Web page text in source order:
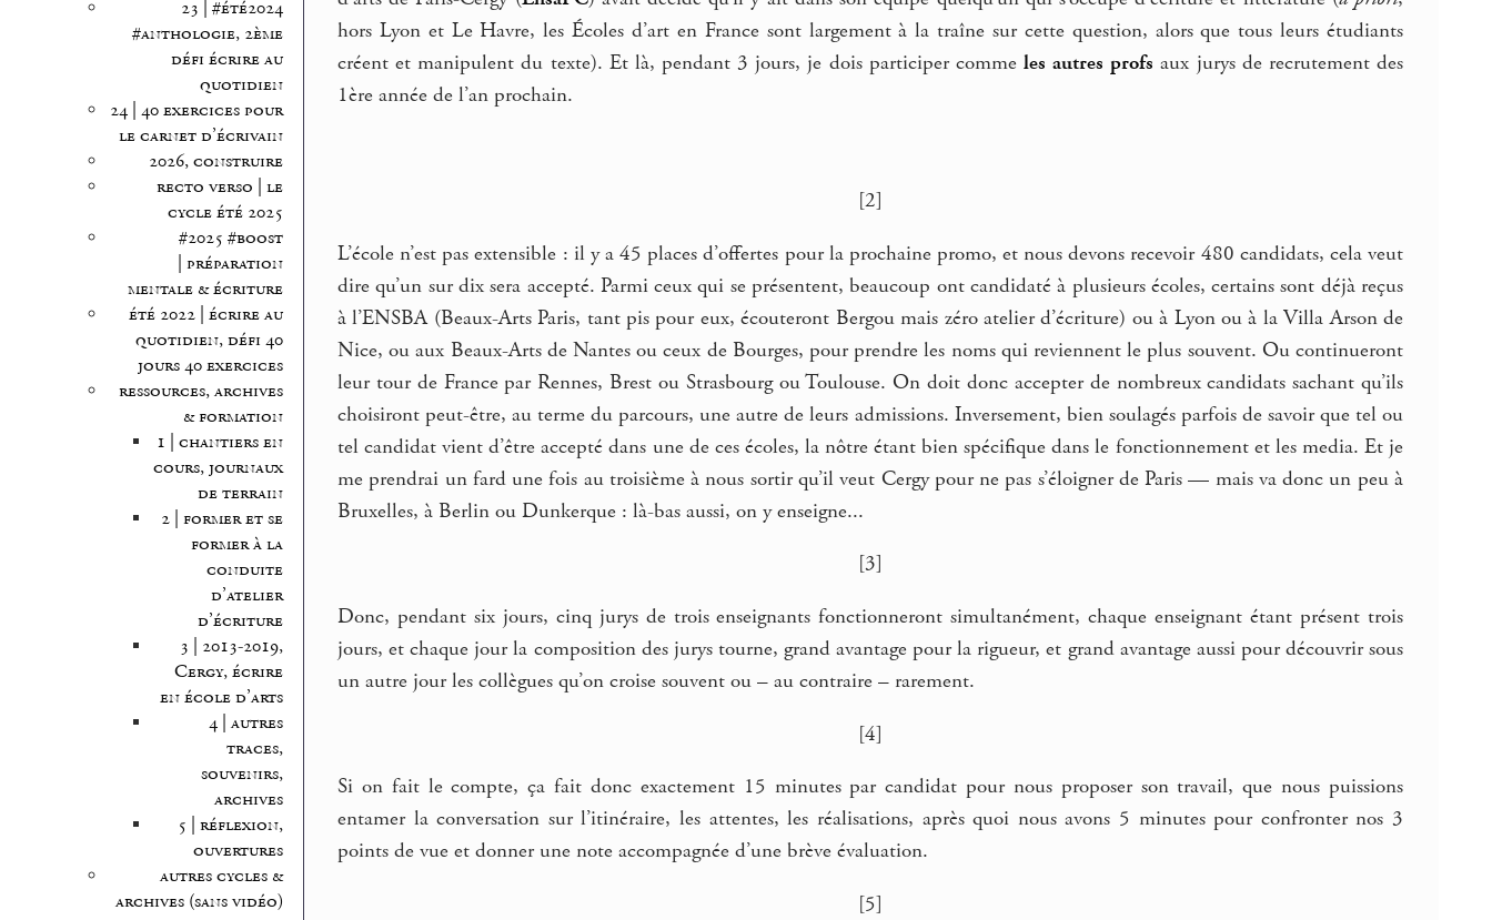
23 | #été2024
#anthologie, 2ème
défi écrire au
quotidien
24 | 40 exercices pour
le carnet d’écrivain
2026, construire
recto verso | le
cycle été 2025
#2025 #boost
| préparation
mentale & écriture
été 2022 | écrire au
quotidien, défi 40
jours 40 exercices
ressources, archives
& formation
1 | chantiers en
cours, journaux
de terrain
2 | former et se
former à la
conduite
d’atelier
d’écriture
3 | 2013-2019,
Cergy, écrire
en école d’arts
4 | autres
traces,
souvenirs,
archives
5 | réflexion,
ouvertures
autres cycles &
archives (sans vidéo)
hors Lyon et Le Havre, les Écoles d’art en France sont largement à la traîne sur cette question, alors que tous leurs étudiants
créent et manipulent du texte). Et là, pendant 3 jours, je dois participer commeles autres profs aux jurys de recrutement des
1ère année de l’an prochain.
[2]
L’école n’est pas extensible : il y a 45 places d’offertes pour la prochaine promo, et nous devons recevoir 480 candidats, cela veut
dire qu’un sur dix sera accepté. Parmi ceux qui se présentent, beaucoup ont candidaté à plusieurs écoles, certains sont déjà reçus
à l’ENSBA (Beaux-Arts Paris, tant pis pour eux, écouteront Bergou mais zéro atelier d’écriture) ou à Lyon ou à la Villa Arson de
Nice, ou aux Beaux-Arts de Nantes ou ceux de Bourges, pour prendre les noms qui reviennent le plus souvent. Ou continueront
leur tour de France par Rennes, Brest ou Strasbourg ou Toulouse. On doit donc accepter de nombreux candidats sachant qu’ils
choisiront peut-être, au terme du parcours, une autre de leurs admissions. Inversement, bien soulagés parfois de savoir que tel ou
tel candidat vient d’être accepté dans une de ces écoles, la nôtre étant bien spécifique dans le fonctionnement et les media. Et je
me prendrai un fard une fois au troisième à nous sortir qu’il veut Cergy pour ne pas s’éloigner de Paris — mais va donc un peu à
Bruxelles, à Berlin ou Dunkerque : là-bas aussi, on y enseigne...
[3]
Donc, pendant six jours, cinq jurys de trois enseignants fonctionneront simultanément, chaque enseignant étant présent trois
jours, et chaque jour la composition des jurys tourne, grand avantage pour la rigueur, et grand avantage aussi pour découvrir sous
un autre jour les collègues qu’on croise souvent ou – au contraire – rarement.
[4]
Si on fait le compte, ça fait donc exactement 15 minutes par candidat pour nous proposer son travail, que nous puissions
entamer la conversation sur l’itinéraire, les attentes, les réalisations, après quoi nous avons 5 minutes pour confronter nos 3
points de vue et donner une note accompagnée d’une brève évaluation.
[5]